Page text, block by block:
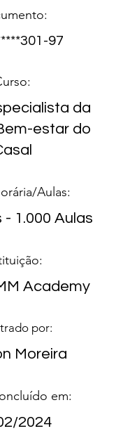
97
da
estar do
Aulas:
- 1.000 Aulas
Academy
por:
Moreira
em:
2024